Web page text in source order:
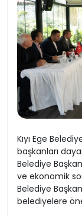
Kıyı Ege
başkanları
Belediye
ve ekonomik
Belediye
belediyelere